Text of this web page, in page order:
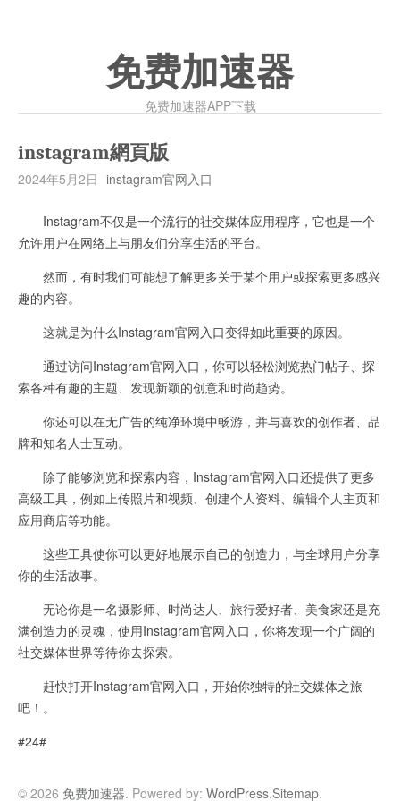
免费加速器
免费加速器APP下载
instagram網頁版
2024年5月2日 instagram官网入口
Instagram不仅是一个流行的社交媒体应用程序，它也是一个
允许用户在网络上与朋友们分享生活的平台。
然而，有时我们可能想了解更多关于某个用户或探索更多感兴
趣的内容。
这就是为什么Instagram官网入口变得如此重要的原因。
通过访问Instagram官网入口，你可以轻松浏览热门帖子、探
索各种有趣的主题、发现新颖的创意和时尚趋势。
你还可以在无广告的纯净环境中畅游，并与喜欢的创作者、品
牌和知名人士互动。
除了能够浏览和探索内容，Instagram官网入口还提供了更多
高级工具，例如上传照片和视频、创建个人资料、编辑个人主页和
应用商店等功能。
这些工具使你可以更好地展示自己的创造力，与全球用户分享
你的生活故事。
无论你是一名摄影师、时尚达人、旅行爱好者、美食家还是充
满创造力的灵魂，使用Instagram官网入口，你将发现一个广阔的
社交媒体世界等待你去探索。
赶快打开Instagram官网入口，开始你独特的社交媒体之旅
吧！。
#24#
© 2026 免费加速器. Powered by: WordPress.Sitemap.